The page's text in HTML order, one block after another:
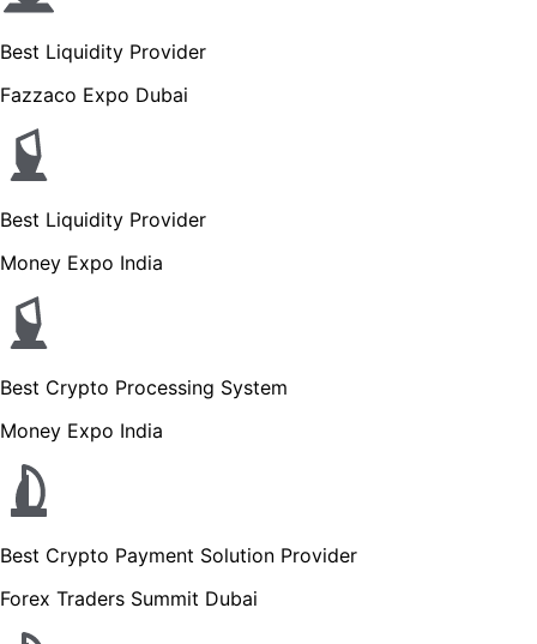
Best Liquidity Provider
Fazzaco Expo Dubai
Best Liquidity Provider
Money Expo India
Best Crypto Processing System
Money Expo India
Best Crypto Payment Solution Provider
Forex Traders Summit Dubai